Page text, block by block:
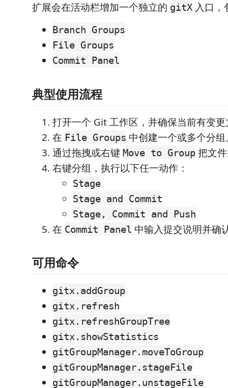
扩展会在活动栏增加一个独立的 gitX 入口，
Branch Groups
File Groups
Commit Panel
典型使用流程
打开一个 Git 工作区，并确保当前有变
在 File Groups 中创建一个或多个分组
通过拖拽或右键 Move to Group 把文
右键分组，执行以下任一动作：
Stage
Stage and Commit
Stage, Commit and Push
在 Commit Panel 中输入提交说明并确
可用命令
gitx.addGroup
gitx.refresh
gitx.refreshGroupTree
gitx.showStatistics
gitGroupManager.moveToGroup
gitGroupManager.stageFile
gitGroupManager.unstageFile